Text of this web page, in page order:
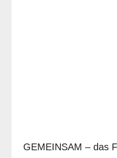
GEMEINSAM – das